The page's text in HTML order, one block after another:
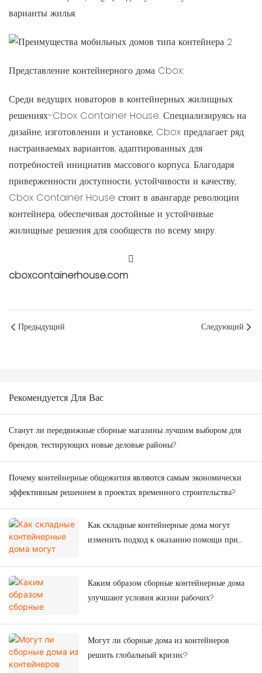
варианты жилья.
Представление контейнерного дома Cbox:
Среди ведущих новаторов в контейнерных жилищных
решениях-Cbox Container House. Специализируясь на
дизайне, изготовлении и установке, Cbox предлагает ряд
настраиваемых вариантов, адаптированных для
потребностей инициатив массового корпуса. Благодаря
приверженности доступности, устойчивости и качеству,
Cbox Container House стоит в авангарде революции
контейнера, обеспечивая достойные и устойчивые
жилищные решения для сообществ по всему миру.
cboxcontainerhouse.com
Предыдущий Следующий
Рекомендуется Для Вас
Станут ли передвижные сборные магазины лучшим выбором для
брендов, тестирующих новые деловые районы?
Почему контейнерные общежития являются самым экономически
эффективным решением в проектах временного строительства?
Как складные контейнерные дома могут
изменить подход к оказанию помощи при
Каким образом сборные контейнерные дома
улучшают условия жизни рабочих?
Могут ли сборные дома из контейнеров
решить глобальный кризис?